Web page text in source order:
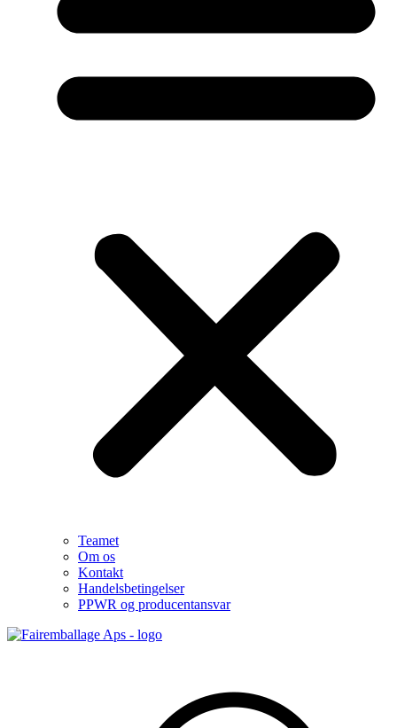
Teamet
Om os
Kontakt
Handelsbetingelser
PPWR og producentansvar